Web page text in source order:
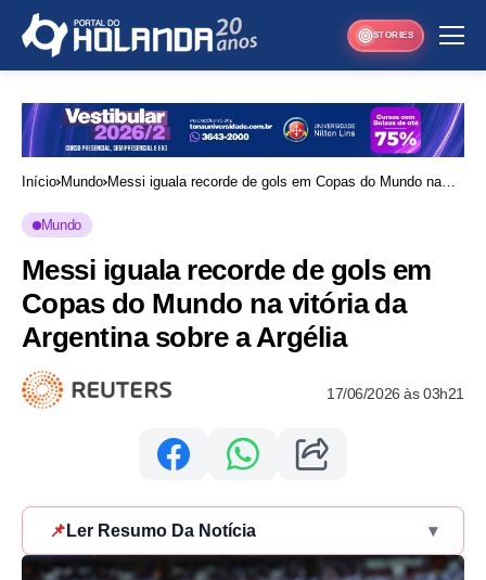
STORIES
Início Mundo Messi iguala recorde de gols em Copas do Mundo na
Mundo
Messi iguala recorde de gols em
Copas do Mundo na vitória da
Argentina sobre a Argélia
17/06/2026 às 03h21
📌 Ler Resumo Da Notícia ▾